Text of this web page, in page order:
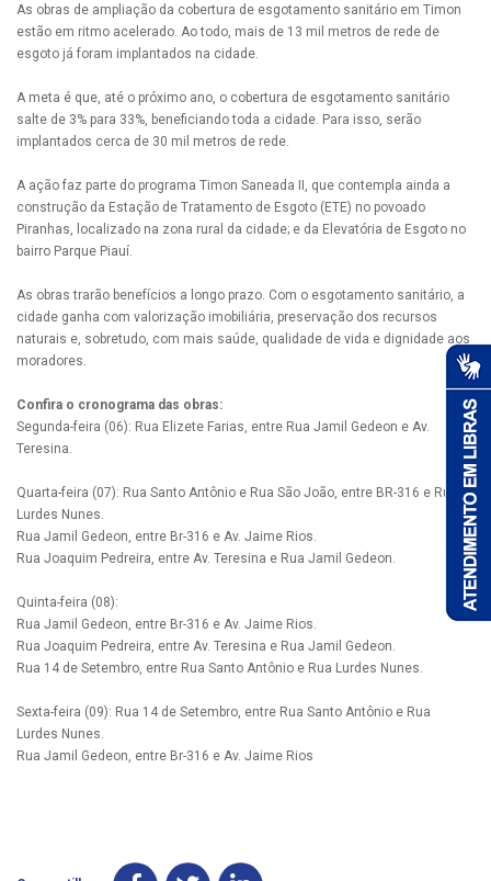
As obras de ampliação da cobertura de esgotamento sanitário em Timon
estão em ritmo acelerado. Ao todo, mais de 13 mil metros de rede de
esgoto já foram implantados na cidade.
A meta é que, até o próximo ano, o cobertura de esgotamento sanitário
salte de 3% para 33%, beneficiando toda a cidade. Para isso, serão
implantados cerca de 30 mil metros de rede.
A ação faz parte do programa Timon Saneada II, que contempla ainda a
construção da Estação de Tratamento de Esgoto (ETE) no povoado
Piranhas, localizado na zona rural da cidade; e da Elevatória de Esgoto no
bairro Parque Piauí.
As obras trarão benefícios a longo prazo. Com o esgotamento sanitário, a
cidade ganha com valorização imobiliária, preservação dos recursos
naturais e, sobretudo, com mais saúde, qualidade de vida e dignidade aos
moradores.
Confira o cronograma das obras:
Segunda-feira (06): Rua Elizete Farias, entre Rua Jamil Gedeon e Av.
Teresina.
Quarta-feira (07): Rua Santo Antônio e Rua São João, entre BR-316 e Rua
Lurdes Nunes.
Rua Jamil Gedeon, entre Br-316 e Av. Jaime Rios.
Rua Joaquim Pedreira, entre Av. Teresina e Rua Jamil Gedeon.
Quinta-feira (08):
Rua Jamil Gedeon, entre Br-316 e Av. Jaime Rios.
Rua Joaquim Pedreira, entre Av. Teresina e Rua Jamil Gedeon.
Rua 14 de Setembro, entre Rua Santo Antônio e Rua Lurdes Nunes.
Sexta-feira (09): Rua 14 de Setembro, entre Rua Santo Antônio e Rua
Lurdes Nunes.
Rua Jamil Gedeon, entre Br-316 e Av. Jaime Rios